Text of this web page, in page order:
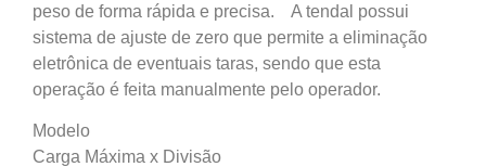
peso de forma rápida e precisa. A tendal possui
sistema de ajuste de zero que permite a eliminação
eletrônica de eventuais taras, sendo que esta
operação é feita manualmente pelo operador.
Modelo
Carga Máxima x Divisão